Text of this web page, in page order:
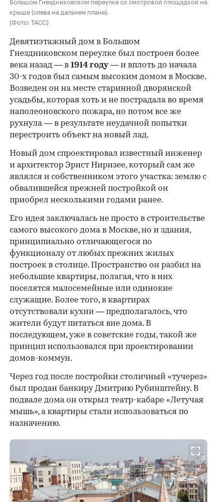
крыше (слева на дальнем плане).
(Фото: ТАСС)
Девятиэтажный дом в Большом
Гнездниковском переулке был построен более
века назад — в 1914 году — и вплоть до начала
30-х годов был самым высоким домом в Москве.
Возведен он на месте старинной дворянской
усадьбы, которая хоть и не пострадала во время
наполеоновского пожара, но потом все же
рухнула — в результате неудачной попытки
перестроить объект на новый лад.
Новый дом спроектировал известный инженер
и архитектор Эрнст Нирнзее, который сам же
являлся и собственником этого участка: землю с
обвалившейся прежней постройкой он
приобрел несколькими годами ранее.
Его идея заключалась не просто в строительстве
самого высокого дома в Москве, но и здания,
принципиально отличающегося по
функционалу от любых прежних жилых
построек в столице. Пространство он разбил на
небольшие квартиры, полагая, что в них
поселятся малосемейные или одинокие
служащие. Более того, в квартирах
отсутствовали кухни — предполагалось, что
жители будут питаться вне дома. В
последующем, уже в советские годы, такой же
принцип использовался при проектировании
домов-коммун.
Через год после постройки столичный «тучерез»
был продан банкиру Дмитрию Рубинштейну. В
подвале дома он открыл театр-кабаре «Летучая
мышь», а квартиры стали использоваться по
назначению.